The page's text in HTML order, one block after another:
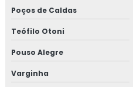
Poços de Caldas
Teófilo Otoni
Pouso Alegre
Varginha